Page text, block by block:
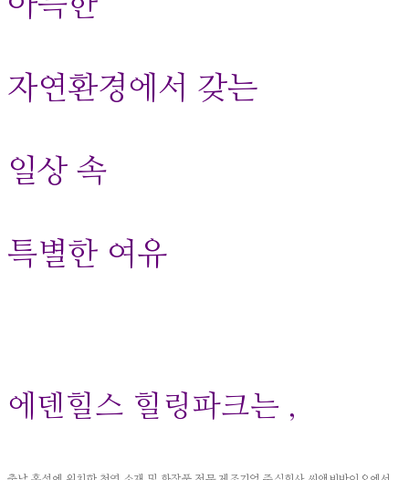
자연환경에서 갖는
일상 속
특별한 여유
에덴힐스 힐링파크는 ,